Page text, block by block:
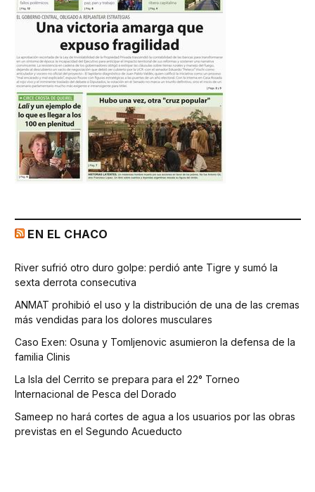
EN EL CHACO
River sufrió otro duro golpe: perdió ante Tigre y sumó la
sexta derrota consecutiva
ANMAT prohibió el uso y la distribución de una de las cremas
más vendidas para los dolores musculares
Caso Exen: Osuna y Tomljenovic asumieron la defensa de la
familia Clinis
La Isla del Cerrito se prepara para el 22° Torneo
Internacional de Pesca del Dorado
Sameep no hará cortes de agua a los usuarios por las obras
previstas en el Segundo Acueducto